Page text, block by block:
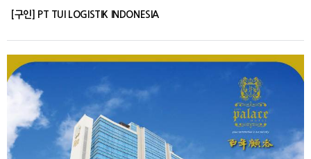
[구인] PT TUI LOGISTIK INDONESIA